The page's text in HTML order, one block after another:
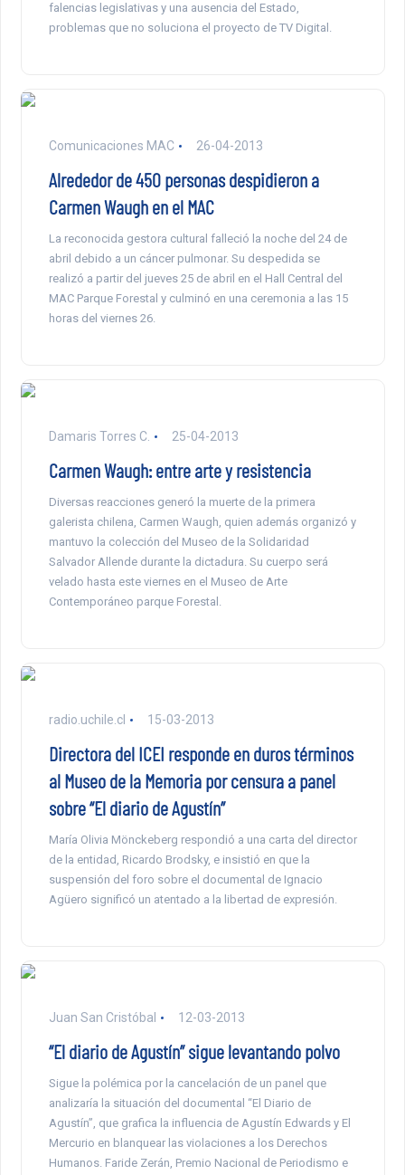
falencias legislativas y una ausencia del Estado,
problemas que no soluciona el proyecto de TV Digital.
Comunicaciones MAC 26-04-2013
Alrededor de 450 personas despidieron a
Carmen Waugh en el MAC
La reconocida gestora cultural falleció la noche del 24 de
abril debido a un cáncer pulmonar. Su despedida se
realizó a partir del jueves 25 de abril en el Hall Central del
MAC Parque Forestal y culminó en una ceremonia a las 15
horas del viernes 26.
Damaris Torres C. 25-04-2013
Carmen Waugh: entre arte y resistencia
Diversas reacciones generó la muerte de la primera
galerista chilena, Carmen Waugh, quien además organizó y
mantuvo la colección del Museo de la Solidaridad
Salvador Allende durante la dictadura. Su cuerpo será
velado hasta este viernes en el Museo de Arte
Contemporáneo parque Forestal.
radio.uchile.cl 15-03-2013
Directora del ICEI responde en duros términos
al Museo de la Memoria por censura a panel
sobre “El diario de Agustín”
María Olivia Mönckeberg respondió a una carta del director
de la entidad, Ricardo Brodsky, e insistió en que la
suspensión del foro sobre el documental de Ignacio
Agüero significó un atentado a la libertad de expresión.
Juan San Cristóbal 12-03-2013
“El diario de Agustín” sigue levantando polvo
Sigue la polémica por la cancelación de un panel que
analizaría la situación del documental “El Diario de
Agustín”, que grafica la influencia de Agustín Edwards y El
Mercurio en blanquear las violaciones a los Derechos
Humanos. Faride Zerán, Premio Nacional de Periodismo e